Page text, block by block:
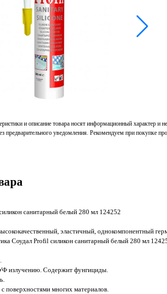
и описание товара носят информационный характер
предварительного уведомления. Рекомендуем при покупке
санитарный белый 280 мл 124252
эластичный, однокомпонентный
Соудал Profil силикон санитарный белый 280 мл
излучению. Содержит фунгициды.
поверхностями многих материалов.